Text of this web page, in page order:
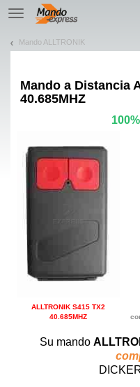
TE
navigation
Mando ALLTRONIK
Mando a Distancia
40.685MHZ
ALLTRONIK S415 TX2
40.685MHZ
Su mando
¡Permítenos presentarte nuestras cookies!